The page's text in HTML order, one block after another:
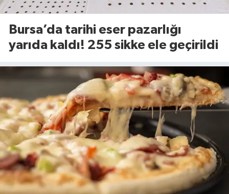
Bursa’da tarihi eser pazarlığı
yarıda kaldı! 255 sikke ele geçirildi